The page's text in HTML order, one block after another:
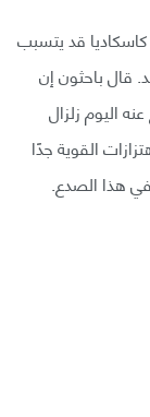
كاسكاديا قد يتسبب
قال باحثون إن
اليوم زلزال
القوية جدًا
في هذا الصدع.